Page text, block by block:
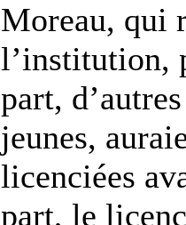
Moreau, qui
l’institution,
part,
jeunes,
licenciées
part, le